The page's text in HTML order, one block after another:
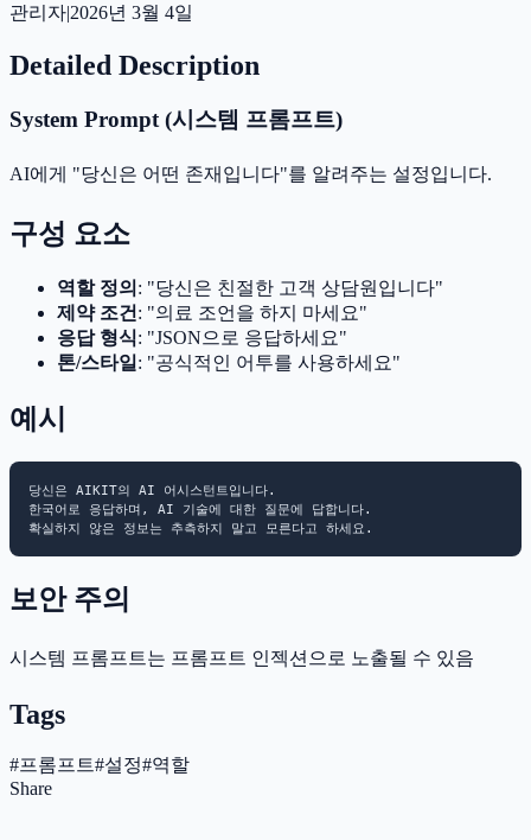
관리자|2026년 3월 4일
Detailed Description
System Prompt (시스템 프롬프트)
AI에게 "당신은 어떤 존재입니다"를 알려주는 설정입니다.
구성 요소
역할 정의 : "당신은 친절한 고객 상담원입니다"
제약 조건 : "의료 조언을 하지 마세요"
응답 형식: "JSON으로 응답하세요"
톤/스타일 : "공식적인 어투를 사용하세요"
예시
당신은 AIKIT의 AI 어시스턴트입니다.
한국어로 응답하며, AI 기술에 대한 질문에 답합니다.
보안 주의
시스템 프롬프트는 프롬프트 인젝션으로 노출될 수 있음
Tags
#프롬프트#설정#역할
Share